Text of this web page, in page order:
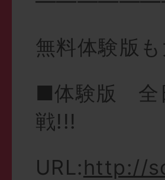
無料体験版
■体験版 全
戦!!!
URL:http://